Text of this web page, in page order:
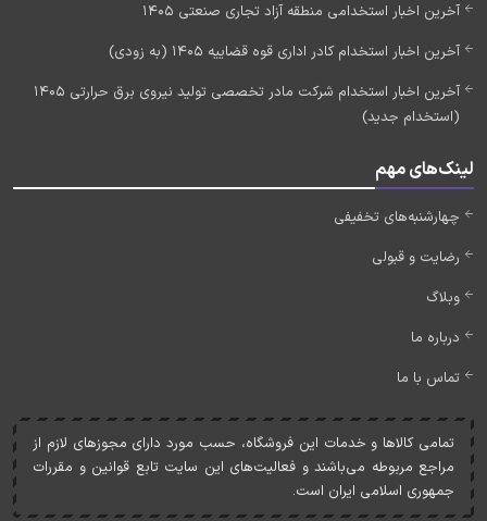
آخرین اخبار استخدامی منطقه آزاد تجاری صنعتی 1405
آخرین اخبار استخدام کادر اداری قوه قضاییه 1405 (به زودی)
آخرین اخبار استخدام شرکت مادر تخصصی تولید نیروی برق حرارتی 1405
(استخدام جدید)
لینک‌های مهم
چهارشنبه‌های تخفیفی
رضایت و قبولی
وبلاگ
درباره ما
تماس با ما
تمامی کالاها و خدمات اين فروشگاه، حسب مورد دارای مجوزهای لازم از
مراجع مربوطه می‌باشند و فعاليت‌های اين سايت تابع قوانين و مقررات
جمهوری اسلامی ايران است.